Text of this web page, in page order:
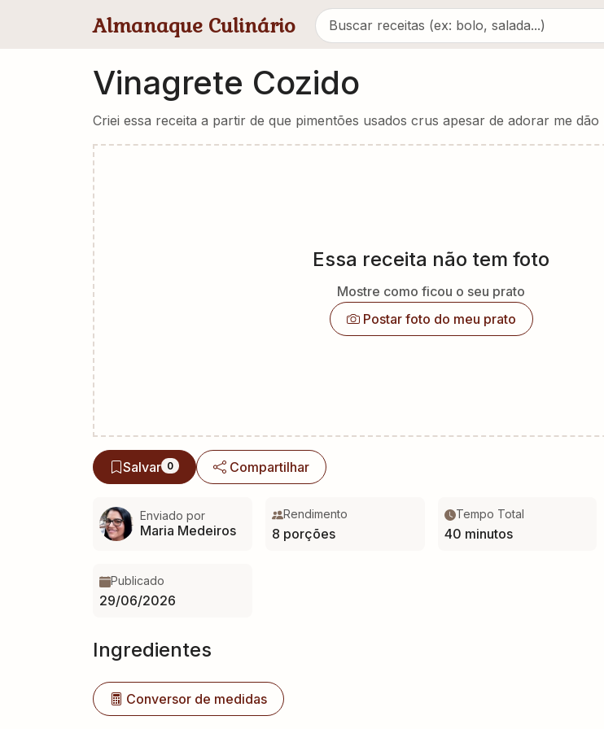
Almanaque Culinário
Vinagrete Cozido
Criei essa receita a partir de que pimentões usados crus apesar de adorar me
Essa receita não tem foto
Mostre como ficou o seu prato
Postar foto do meu prato
Salvar 0 Compartilhar
Enviado por
Maria Medeiros
Rendimento
8 porções
Tempo Total
40 minutos
Publicado
29/06/2026
Ingredientes
Conversor de medidas